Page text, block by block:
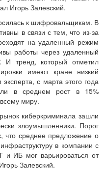
Игорь Залевский.
к шифровальщикам. В
в связи с тем, что из-за
на удаленный режим
работы через удаленный
И тренд, который отметил
имеют кране низкий
с марта этого года
в среднем рост в 15%
миру.
киберкриминала зашли
злоумышленники. Порог
что среднее предложение о
в компании с
и ИБ мог варьироваться от
Залевский.